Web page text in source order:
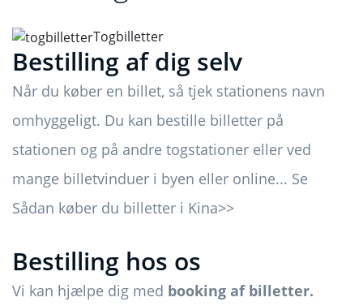
Togbilletter
Bestilling af dig selv
Når du køber en billet, så tjek stationens navn
omhyggeligt. Du kan bestille billetter på
stationen og på andre togstationer eller ved
mange billetvinduer i byen eller online... Se
Sådan køber du billetter i Kina>>
Bestilling hos os
Vi kan hjælpe dig med booking af billetter.